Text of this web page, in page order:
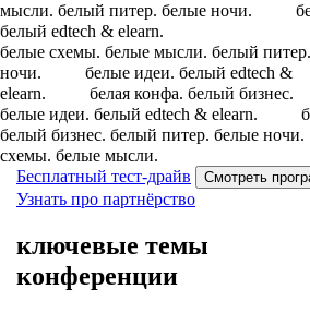
мысли. белый питер. белые ночи.
белый edtech & elearn.
белые схемы. белые мысли. белый
ночи. белые идеи. белый edtech &
elearn. белая конфа. белый бизнес.
белые идеи. белый edtech & elearn.
белый бизнес. белый питер. белые
схемы. белые мысли.
Бесплатный тест-драйв
Смотреть
Узнать про партнёрство
ключевые темы
конференции